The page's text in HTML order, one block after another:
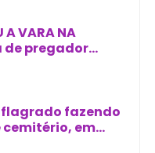
A VARA NA
de pregador
extra-conjugal
flagrado fazendo
cemitério, em
no Maranhão